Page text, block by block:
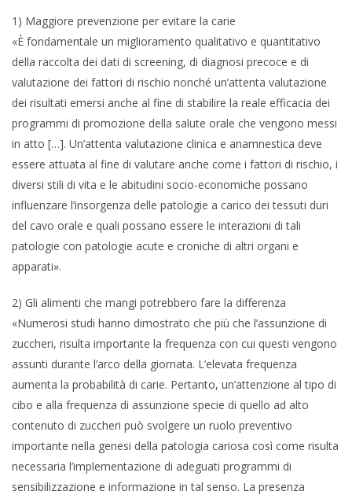
1) Maggiore prevenzione per evitare la carie
«È fondamentale un miglioramento qualitativo e quantitativo
della raccolta dei dati di screening, di diagnosi precoce e di
valutazione dei fattori di rischio nonché un’attenta valutazione
dei risultati emersi anche al fine di stabilire la reale efficacia dei
programmi di promozione della salute orale che vengono messi
in atto […]. Un’attenta valutazione clinica e anamnestica deve
essere attuata al fine di valutare anche come i fattori di rischio, i
diversi stili di vita e le abitudini socio-economiche possano
influenzare l’insorgenza delle patologie a carico dei tessuti duri
del cavo orale e quali possano essere le interazioni di tali
patologie con patologie acute e croniche di altri organi e
apparati».
2) Gli alimenti che mangi potrebbero fare la differenza
«Numerosi studi hanno dimostrato che più che l’assunzione di
zuccheri, risulta importante la frequenza con cui questi vengono
assunti durante l’arco della giornata. L’elevata frequenza
aumenta la probabilità di carie. Pertanto, un’attenzione al tipo di
cibo e alla frequenza di assunzione specie di quello ad alto
contenuto di zuccheri può svolgere un ruolo preventivo
importante nella genesi della patologia cariosa così come risulta
necessaria l’implementazione di adeguati programmi di
sensibilizzazione e informazione in tal senso. La presenza